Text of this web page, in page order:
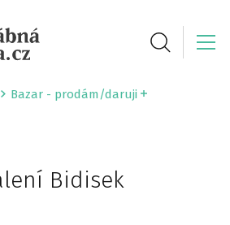
Bazar - prodám/daruji
Bidisek